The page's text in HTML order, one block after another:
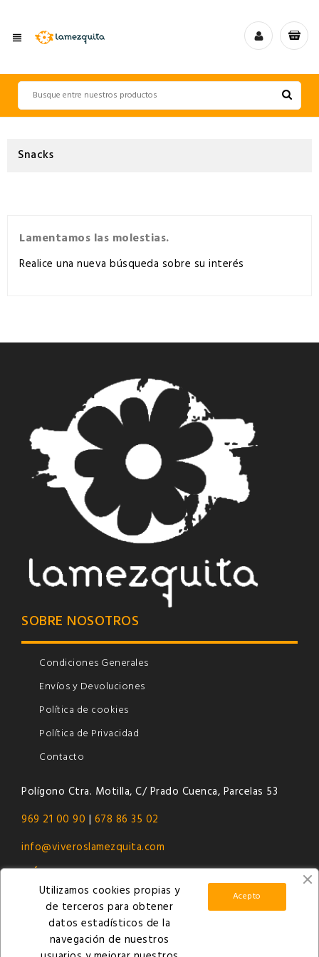
view_headline
Snacks
Lamentamos las molestias.
Realice una nueva búsqueda sobre su interés
SOBRE NOSOTROS
Condiciones Generales
Envíos y Devoluciones
Política de cookies
Política de Privacidad
Contacto
Polígono Ctra. Motilla, C/ Prado Cuenca, Parcelas 53
969 21 00 90 | 678 86 35 02
info@viveroslamezquita.com
¡SÍGUENOS!
Facebook|Instagram|Twitter |
Utilizamos cookies propias y
de terceros para obtener
datos estadísticos de la
navegación de nuestros
Acepto